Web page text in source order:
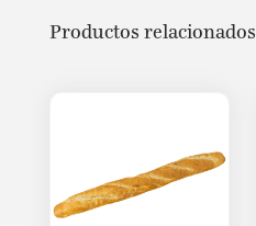
Productos relacionados